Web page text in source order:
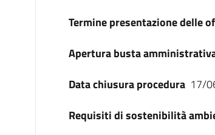
Termine presentazione delle
Apertura busta
Data chiusura procedura 17/
Requisiti di sostenibilità